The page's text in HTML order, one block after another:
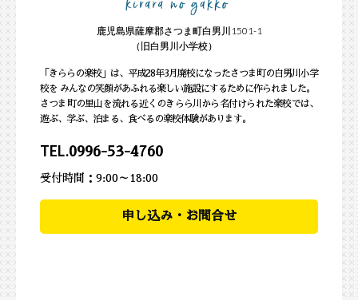
鹿児島県薩摩郡さつま町白男川1501-1
（旧白男川小学校）
「きららの楽校」は、平成28年3月廃校になったさつま町の白男川小学
校を みんなの笑顔があふれる楽しい施設にするために作られました。
さつま町の里山を流れる近くのきらら川から名付けられた楽校では、
遊ぶ、学ぶ、泊まる、食べるの楽校体験があります。
TEL.0996-53-4760
受付時間：9:00～18:00
申し込み・お問合せ